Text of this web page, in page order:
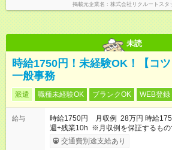
掲載元企業名 株式会社リクルートスタ
未読
時給1750円！未経験OK！【コ
一般事務
派遣 職種未経験OK ブランクOK WEB登
給与
時給1750円 月収例 28万円 時給
週+残業10h ※月収例を保証するも
受取りサービス利用可（利用条件有）
交通費別途支給あり